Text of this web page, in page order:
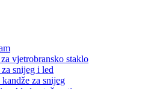
vjetrobransko staklo
snijeg i led
za snijeg